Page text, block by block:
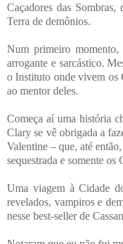
Caçadores das
Terra de demônios.
Num primeiro
arrogante e sarcástico.
o Instituto onde vivem os
ao mentor deles.
Começa aí uma história
Clary se vê obrigada a
Valentine – que, até
sequestrada e somente os
Uma viagem à Cidade
revelados, vampiros e
nesse best-seller de